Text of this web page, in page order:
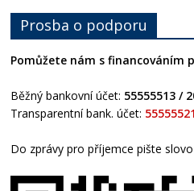
Prosba o podporu
Pomůžete nám s financováním
Běžný bankovní účet: 55555513 /
Transparentní bank. účet:
Do zprávy pro příjemce pište slovo